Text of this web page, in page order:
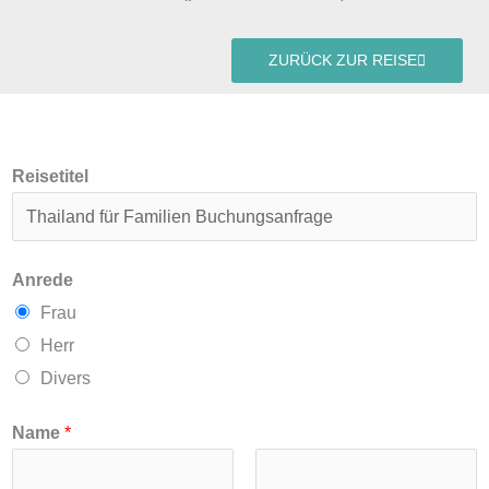
ZURÜCK ZUR REISE
Reisetitel
Anrede
Frau
Herr
Divers
Name *